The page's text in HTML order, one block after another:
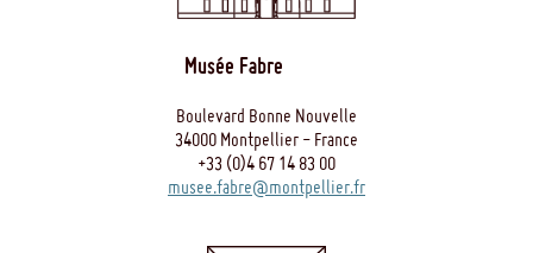
Musée Fabre
Boulevard Bonne Nouvelle
34000 Montpellier - France
+33 (0)4 67 14 83 00
musee.fabre@montpellier.fr